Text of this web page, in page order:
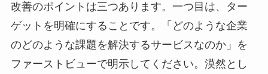
改善のポイントは三つあります。一つ目は、ター
ゲットを明確にすることです。「どのような企業
のどのような課題を解決するサービスなのか」を
ファーストビューで明示してください。漠然とし